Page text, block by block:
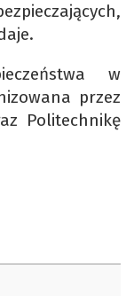
w
przez
Politechnikę